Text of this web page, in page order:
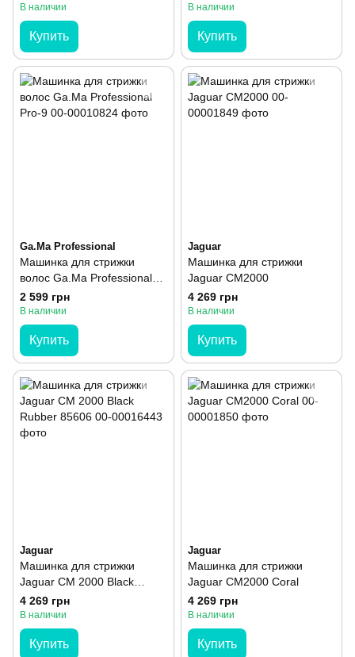
В наличии
Купить
В наличии
Купить
Ga.Ma Professional
Машинка для стрижки
волос Ga.Ma Professional
Pro-9
2 599 грн
В наличии
Купить
Jaguar
Машинка для стрижки
Jaguar CM2000
4 269 грн
В наличии
Купить
Jaguar
Машинка для стрижки
Jaguar CM 2000 Black
Rubber 85606
4 269 грн
В наличии
Купить
Jaguar
Машинка для стрижки
Jaguar CM2000 Coral
4 269 грн
В наличии
Купить